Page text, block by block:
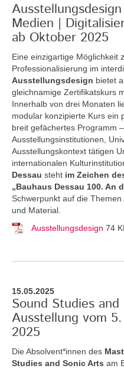
Medien |
ab Oktober 2025
Eine einzigartige Möglichkeit
Professionalisierung im
Ausstellungsdesign bietet
gleichnamige Zertifikatskurs
Innerhalb von drei Monaten
modular konzipierte Kurs ein
breit gefächertes Programm
Ausstellungsinstitutionen,
Ausstellungskontext tätigen
internationalen
Dessau steht im Zeichen
„Bauhaus Dessau 100. An
Schwerpunkt auf die
und Material.
Ausstellungsdesign 74
15.05.2025
Sound Studies
Ausstellung vom
2025
Die Absolvent*innen des
Studies and Sonic Arts am